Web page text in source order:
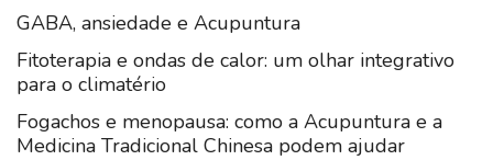
GABA, ansiedade e Acupuntura
Fitoterapia e ondas de calor: um olhar integrativo
para o climatério
Fogachos e menopausa: como a Acupuntura e a
Medicina Tradicional Chinesa podem ajudar